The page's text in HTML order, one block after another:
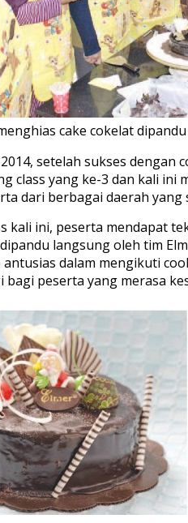
cake cokelat
setelah sukses
class yang ke-3 dan kali
dari berbagai daerah
kali ini, peserta mendapat
langsung oleh tim
dalam mengikuti
bagi peserta yang merasa